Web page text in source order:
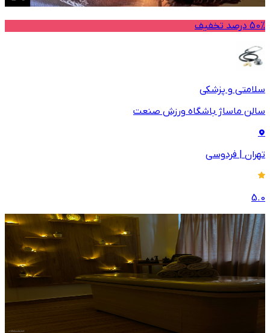
50% درصد تخفیف
سلامتی و پزشکی
سالن ماساژ باشگاه ورزش صنعت
تهران | فردوسی
5.0